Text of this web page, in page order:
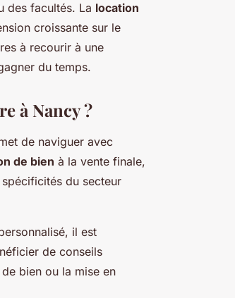
des facultés. La location
croissante sur le
à recourir à une
du temps.
à Nancy ?
de naviguer avec
de bien à la vente finale,
du secteur
il est
de conseils
bien ou la mise en